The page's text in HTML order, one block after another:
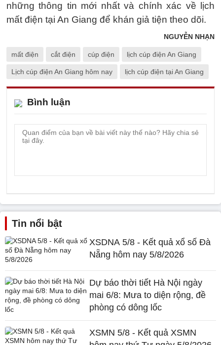
những thông tin mới nhất và chính xác về lịch
mất điện tại An Giang để khán giả tiện theo dõi.
NGUYỄN NHẠN
mất điện cắt điện cúp điện lịch cúp điện An Giang
Lịch cúp điện An Giang hôm nay lịch cúp điện tại An Giang
Bình luận
Tin nổi bật
XSDNA 5/8 - Kết quả xổ số Đà
Nẵng hôm nay 5/8/2026
Dự báo thời tiết Hà Nội ngày
mai 6/8: Mưa to diện rộng, đề
phòng có dông lốc
XSMN 5/8 - Kết quả XSMN